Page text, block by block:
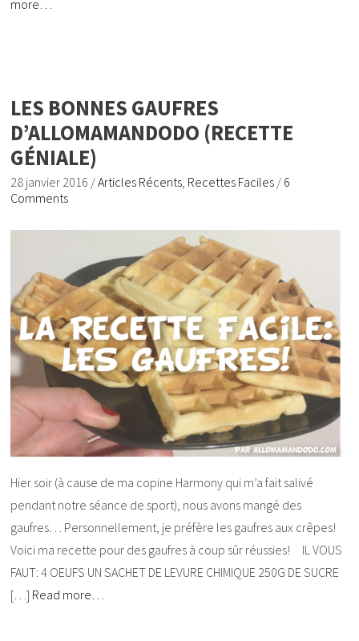
more…
LES BONNES GAUFRES
D’ALLOMAMANDODO (RECETTE
GÉNIALE)
28 janvier 2016 /Articles Récents Recettes Faciles / 6
Comments
Hier soir (à cause de ma copine Harmony qui m’a fait salivé
pendant notre séance de sport), nous avons mangé des
gaufres… Personnellement, je préfère les gaufres aux crêpes!
Voici ma recette pour des gaufres à coup sûr réussies! IL VOUS
FAUT: 4 OEUFS UN SACHET DE LEVURE CHIMIQUE 250G DE SUCRE
[…] Read more…